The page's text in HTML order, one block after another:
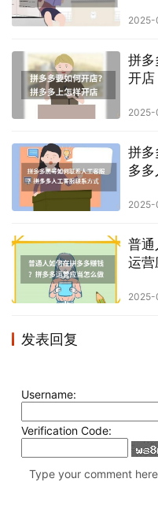
2025-
拼多
开店
2025-
拼多
多
2025-
普通
运营
2025-
发表回复
Username:
Verification Code: